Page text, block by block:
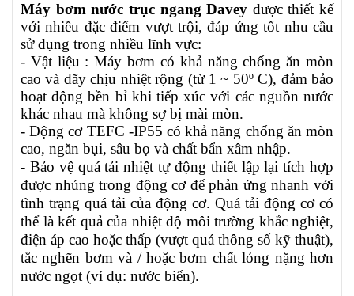
Máy bơm nước trục ngang Davey được thiết kế
với nhiều đặc điểm vượt trội, đáp ứng tốt nhu cầu
sử dụng trong nhiều lĩnh vực:
- Vật liệu : Máy bơm có khả năng chống ăn mòn
cao và dãy chịu nhiệt rộng (từ 1 ~ 50º C), đảm bảo
hoạt động bền bỉ khi tiếp xúc với các nguồn nước
khác nhau mà không sợ bị mài mòn.
- Động cơ TEFC -IP55 có khả năng chống ăn mòn
cao, ngăn bụi, sâu bọ và chất bẩn xâm nhập.
- Bảo vệ quá tải nhiệt tự động thiết lập lại tích hợp
được nhúng trong động cơ để phản ứng nhanh với
tình trạng quá tải của động cơ. Quá tải động cơ có
thể là kết quả của nhiệt độ môi trường khắc nghiệt,
điện áp cao hoặc thấp (vượt quá thông số kỹ thuật),
tắc nghẽn bơm và / hoặc bơm chất lỏng nặng hơn
nước ngọt (ví dụ: nước biển).